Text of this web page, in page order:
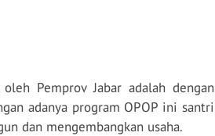
Pemprov Jabar adalah dengan
adanya program OPOP ini santri
dan mengembangkan usaha.